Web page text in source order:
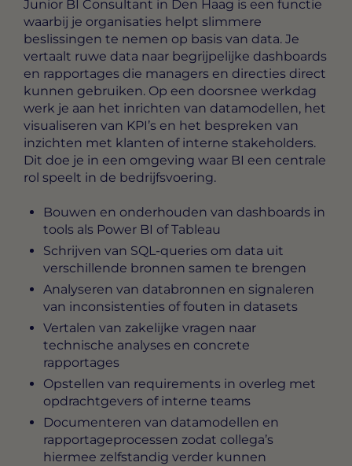
Junior BI Consultant in Den Haag is een functie
waarbij je organisaties helpt slimmere
beslissingen te nemen op basis van data. Je
vertaalt ruwe data naar begrijpelijke dashboards
en rapportages die managers en directies direct
kunnen gebruiken. Op een doorsnee werkdag
werk je aan het inrichten van datamodellen, het
visualiseren van KPI’s en het bespreken van
inzichten met klanten of interne stakeholders.
Dit doe je in een omgeving waar BI een centrale
rol speelt in de bedrijfsvoering.
Bouwen en onderhouden van dashboards in
tools als Power BI of Tableau
Schrijven van SQL-queries om data uit
verschillende bronnen samen te brengen
Analyseren van databronnen en signaleren
van inconsistenties of fouten in datasets
Vertalen van zakelijke vragen naar
technische analyses en concrete
rapportages
Opstellen van requirements in overleg met
opdrachtgevers of interne teams
Documenteren van datamodellen en
rapportageprocessen zodat collega’s
hiermee zelfstandig verder kunnen